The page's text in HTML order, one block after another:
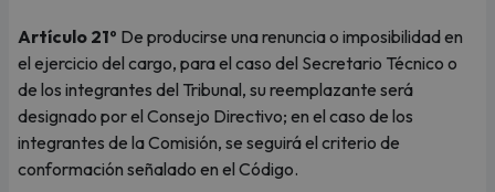
Artículo 21º De producirse una renuncia o imposibilidad en
el ejercicio del cargo, para el caso del Secretario Técnico o
de los integrantes del Tribunal, su reemplazante será
designado por el Consejo Directivo; en el caso de los
integrantes de la Comisión, se seguirá el criterio de
conformación señalado en el Código.